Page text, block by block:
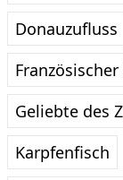
Donauzufluss
Geliebte des
Karpfenfisch